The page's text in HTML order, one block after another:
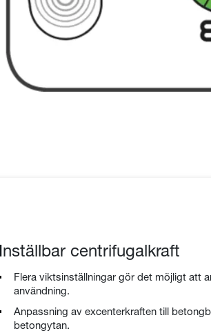
Inställbar centrifugalkraft
Flera viktsinställningar gör det möjligt att
användning.
Anpassning av excenterkraften till
betongytan.